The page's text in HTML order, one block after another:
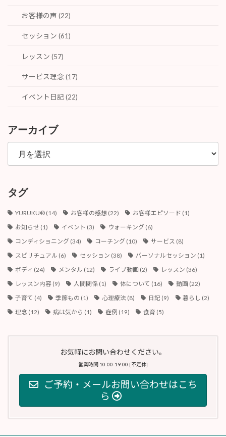
お客様の声 (22)
セッション (61)
レッスン (57)
サービス理念 (17)
イベント日記 (22)
アーカイブ
ア
カ
ブ
タグ
YURUKU®︎(14) お客様の感想 (22) お客様エピソード (1)
お知らせ (1) イベント (3) ウォーキング (6)
コンディショニング (34) コーチング (10) サービス (8)
スピリチュアル (6) セッション (38) パーソナルセッション (1)
ボディ (24) メンタル (12) ライブ動画 (2) レッスン (36)
レッスン内容(9) 人間関係(1) 体について (16) 動画 (22)
子育て (4) 季節もの (1) 心理療法 (8) 日記 (9) 暮らし (2)
理念(12) 病は気から (1) 症例 (19) 食育 (5)
お気軽にお問い合わせください。
営業時間 10:00-19:00 [不定休]
ご予約・メールお問い合わせはこち
ら